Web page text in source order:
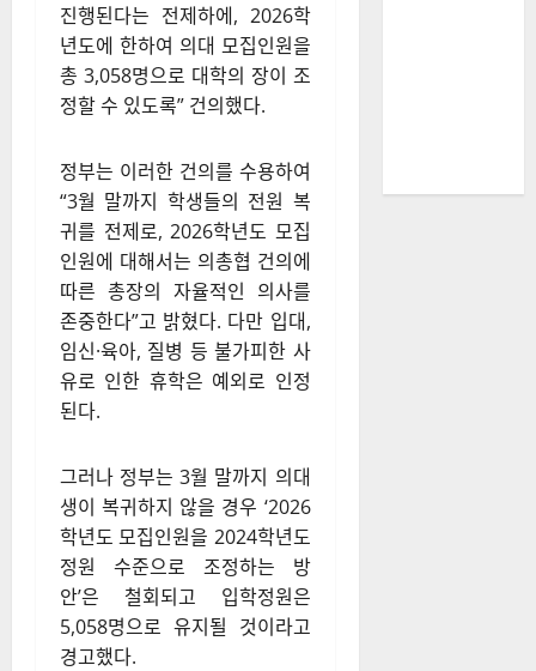
진행된다는 전제하에, 2026학
년도에 한하여 의대 모집인원을
총 3,058명으로 대학의 장이 조
정할 수 있도록” 건의했다.
정부는 이러한 건의를 수용하여
“3월 말까지 학생들의 전원 복
귀를 전제로, 2026학년도 모집
인원에 대해서는 의총협 건의에
따른 총장의 자율적인 의사를
존중한다”고 밝혔다. 다만 입대,
임신·육아, 질병 등 불가피한 사
유로 인한 휴학은 예외로 인정
된다.
그러나 정부는 3월 말까지 의대
생이 복귀하지 않을 경우 ‘2026
학년도 모집인원을 2024학년도
정원 수준으로 조정하는 방
안’은 철회되고 입학정원은
5,058명으로 유지될 것이라고
경고했다.